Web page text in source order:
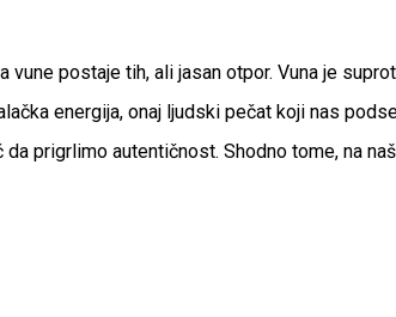
postaje tih, ali jasan otpor. Vuna je
energija, onaj ljudski pečat koji nas
prigrlimo autentičnost. Shodno tome, na